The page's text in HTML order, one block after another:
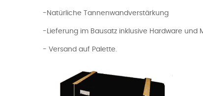
-Natürliche Tannenwandverstärkung
-Lieferung im Bausatz inklusive Hardware und
- Versand auf Palette.